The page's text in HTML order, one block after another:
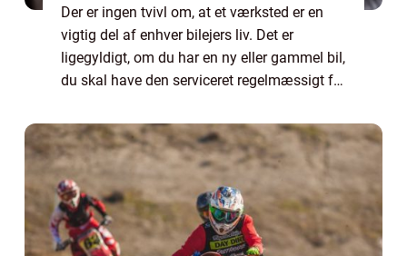
Der er ingen tvivl om, at et værksted er en
vigtig del af enhver bilejers liv. Det er
ligegyldigt, om du har en ny eller gammel bil,
du skal have den serviceret regelmæssigt for
nok med det, men du skal også ...